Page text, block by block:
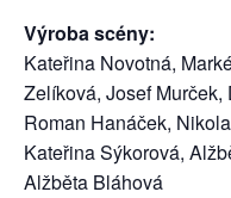
Výroba scény:
Kateřina Novotná,
Zelíková, Josef
Roman Hanáček,
Kateřina Sýkorová,
Alžběta Bláhová